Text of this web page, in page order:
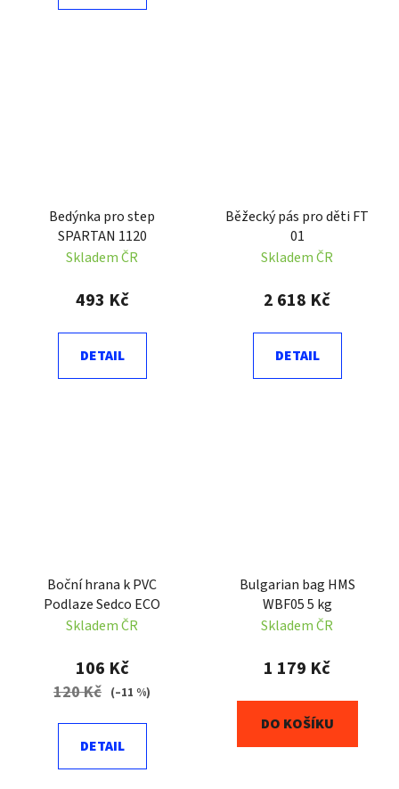
Bedýnka pro step
SPARTAN 1120
Skladem ČR
493 Kč
DETAIL
Běžecký pás pro děti FT
01
Skladem ČR
2 618 Kč
DETAIL
Boční hrana k PVC
Podlaze Sedco ECO
Skladem ČR
106 Kč
120 Kč (–11 %)
DETAIL
Bulgarian bag HMS
WBF05 5 kg
Skladem ČR
1 179 Kč
DO KOŠÍKU